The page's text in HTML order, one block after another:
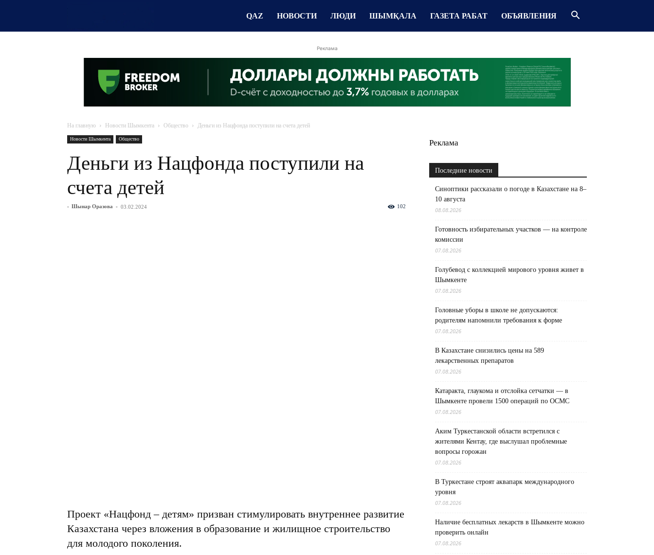
QAZ НОВОСТИ ЛЮДИ ШЫМҚАЛА ГАЗЕТА РАБАТ ОБЪЯВЛЕНИЯ
Реклама
На главную Новости Шымкента Общество Деньги из Нацфонда поступили на счета детей
Новости Шымкента Общество
Деньги из Нацфонда поступили на
счета детей
- Шынар Оразова - 03.02.2024 102
Проект «Нацфонд – детям» призван стимулировать внутреннее развитие
Казахстана через вложения в образование и жилищное строительство
для молодого поколения.
Реклама
Последние новости
Синоптики рассказали о погоде в Казахстане на 8–
10 августа
08.08.2026
Готовность избирательных участков — на контроле
комиссии
07.08.2026
Голубевод с коллекцией мирового уровня живет в
Шымкенте
07.08.2026
Головные уборы в школе не допускаются:
родителям напомнили требования к форме
07.08.2026
В Казахстане снизились цены на 589
лекарственных препаратов
07.08.2026
Катаракта, глаукома и отслойка сетчатки — в
Шымкенте провели 1500 операций по ОСМС
07.08.2026
Аким Туркестанской области встретился с
жителями Кентау, где выслушал проблемные
вопросы горожан
07.08.2026
В Туркестане строят аквапарк международного
уровня
07.08.2026
Наличие бесплатных лекарств в Шымкенте можно
проверить онлайн
07.08.2026